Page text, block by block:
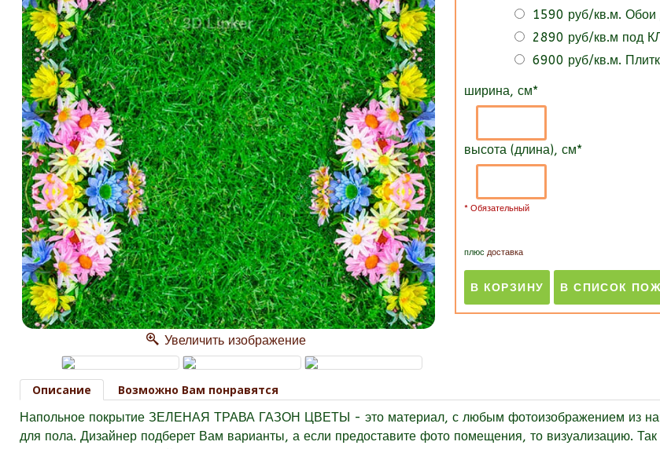
Увеличить изображение
1590 руб/кв.м. Обои
2890 руб/кв.м под
6900 руб/кв.м.
ширина, см*
высота (длина), см*
* Обязательный
плюс доставка
Описание
Возможно Вам понравятся
Напольное покрытие ЗЕЛЕНАЯ ТРАВА ГАЗОН ЦВЕТЫ - это материал, с любым фотоизображением из
для пола. Дизайнер подберет Вам варианты, а если предоставите фото помещения, то визуализацию.